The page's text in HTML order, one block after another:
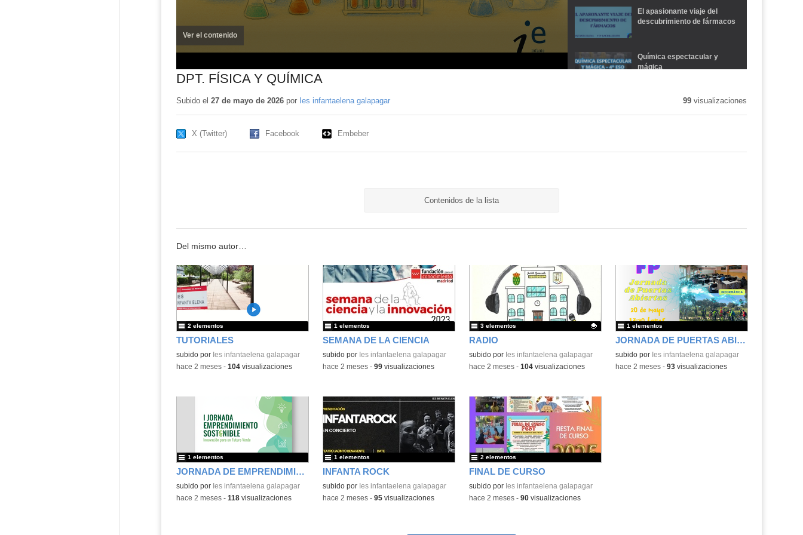
Ver el contenido(ventana
El apasionante viaje del
descubrimiento de fármacos
Química espectacular y
mágica
Exposición sobre trabajos de
DPT. FÍSICA Y QUÍMICA
Subido el 27 de mayo de 2026por Ies infantaelena galapagar 99visualizaciones
X (Twitter) Facebook Embeber
Contenidos de la lista
Del mismo autor…
TUTORIALES
subido por Ies infantaelena galapagar
2 elementos
-hace 2 meses- 104visualizaciones
SEMANA DE LA CIENCIA
subido por Ies infantaelena galapagar
1 elementos
-hace 2 meses- 99visualizaciones
RADIO
Contenido educativo.
subido por Ies infantaelena galapagar
3 elementos
-hace 2 meses- 104visualizaciones
JORNADA DE PUERTAS ABIERTAS
subido por Ies infantaelena galapagar
1 elementos
-hace 2 meses- 93visualizaciones
JORNADA DE EMPRENDIMIENTO
subido por Ies infantaelena galapagar
1 elementos
-hace 2 meses- 118visualizaciones
INFANTA ROCK
subido por Ies infantaelena galapagar
1 elementos
-hace 2 meses- 95visualizaciones
FINAL DE CURSO
subido por Ies infantaelena galapagar
2 elementos
-hace 2 meses- 90visualizaciones